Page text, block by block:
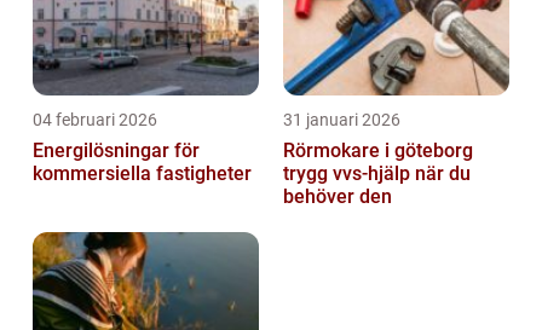
04 februari 2026
Energilösningar för
kommersiella fastigheter
31 januari 2026
Rörmokare i göteborg
trygg vvs-hjälp när du
behöver den